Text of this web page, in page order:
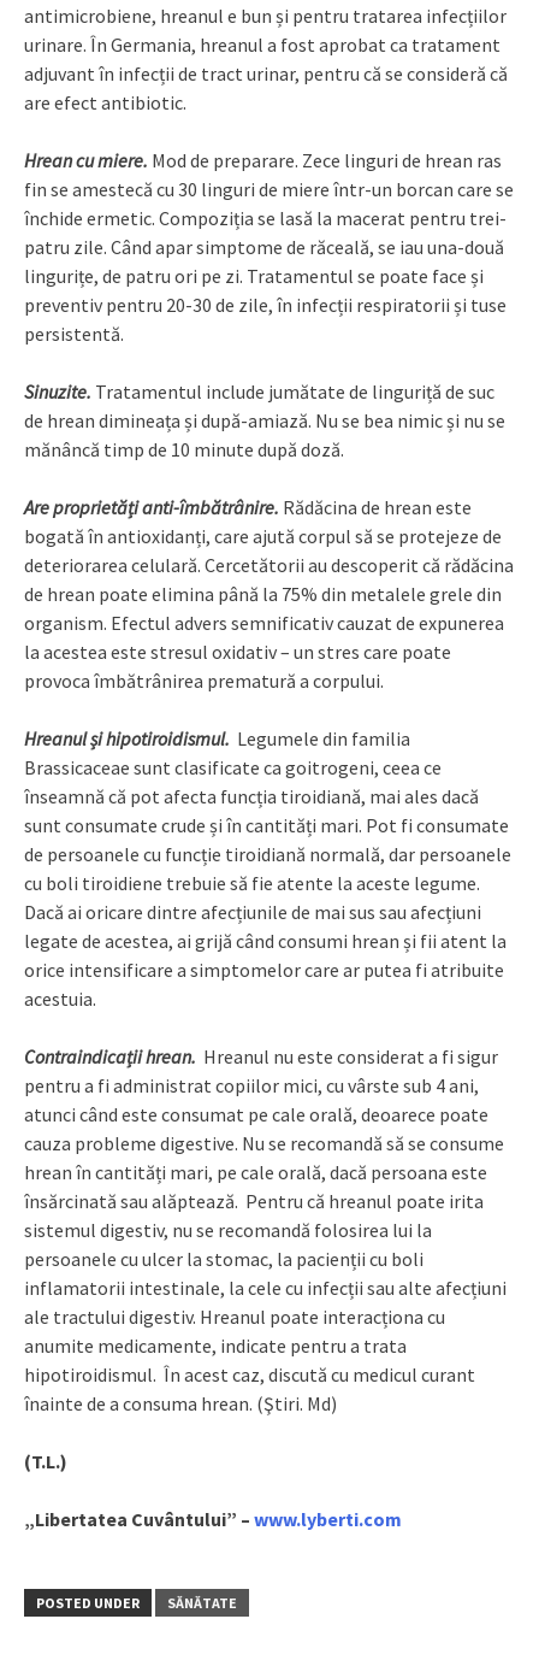
antimicrobiene, hreanul e bun și pentru tratarea infecțiilor
urinare. În Germania, hreanul a fost aprobat ca tratament
adjuvant în infecții de tract urinar, pentru că se consideră că
are efect antibiotic.
Hrean cu miere. Mod de preparare. Zece linguri de hrean ras
fin se amestecă cu 30 linguri de miere într-un borcan care se
închide ermetic. Compoziția se lasă la macerat pentru trei-
patru zile. Când apar simptome de răceală, se iau una-două
lingurițe, de patru ori pe zi. Tratamentul se poate face și
preventiv pentru 20-30 de zile, în infecții respiratorii și tuse
persistentă.
Sinuzite. Tratamentul include jumătate de linguriță de suc
de hrean dimineața și după-amiază. Nu se bea nimic și nu se
mănâncă timp de 10 minute după doză.
Are proprietăți anti-îmbătrânire. Rădăcina de hrean este
bogată în antioxidanți, care ajută corpul să se protejeze de
deteriorarea celulară. Cercetătorii au descoperit că rădăcina
de hrean poate elimina până la 75% din metalele grele din
organism. Efectul advers semnificativ cauzat de expunerea
la acestea este stresul oxidativ – un stres care poate
provoca îmbătrânirea prematură a corpului.
Hreanul și hipotiroidismul. Legumele din familia
Brassicaceae sunt clasificate ca goitrogeni, ceea ce
înseamnă că pot afecta funcția tiroidiană, mai ales dacă
sunt consumate crude și în cantități mari. Pot fi consumate
de persoanele cu funcție tiroidiană normală, dar persoanele
cu boli tiroidiene trebuie să fie atente la aceste legume.
Dacă ai oricare dintre afecțiunile de mai sus sau afecțiuni
legate de acestea, ai grijă când consumi hrean și fii atent la
orice intensificare a simptomelor care ar putea fi atribuite
acestuia.
Contraindicații hrean. Hreanul nu este considerat a fi sigur
pentru a fi administrat copiilor mici, cu vârste sub 4 ani,
atunci când este consumat pe cale orală, deoarece poate
cauza probleme digestive. Nu se recomandă să se consume
hrean în cantități mari, pe cale orală, dacă persoana este
însărcinată sau alăptează. Pentru că hreanul poate irita
sistemul digestiv, nu se recomandă folosirea lui la
persoanele cu ulcer la stomac, la pacienții cu boli
inflamatorii intestinale, la cele cu infecții sau alte afecțiuni
ale tractului digestiv. Hreanul poate interacționa cu
anumite medicamente, indicate pentru a trata
hipotiroidismul. În acest caz, discută cu medicul curant
înainte de a consuma hrean. (Ştiri. Md)
(T.L.)
„Libertatea Cuvântului” – www.lyberti.com
POSTED UNDER SĂNĂTATE